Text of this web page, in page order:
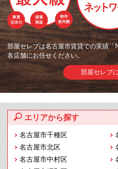
部屋セレブは名古屋市賃貸での実績
各店舗にお任せください。
部屋セレブ
エリアから探す
名古屋市千種区
名古屋市北区
名古屋市中村区